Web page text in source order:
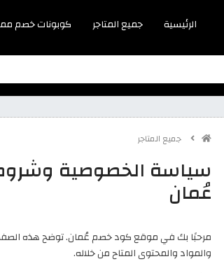
الرئيسية جميع المتاجر كوبونات خصم
جميع المتاجر
سياسة الخصوصية
عُمان
مرحبًا بك في موقع كود خصم عُمان. توضح هذه
والمواد والمحتوى المتاح من خلاله.